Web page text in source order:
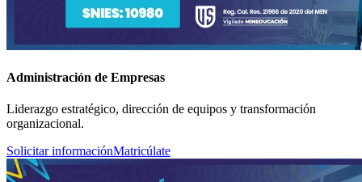
Administración de Empresas
Liderazgo estratégico, dirección de equipos y transformación
organizacional.
Solicitar informaciónMatricúlate